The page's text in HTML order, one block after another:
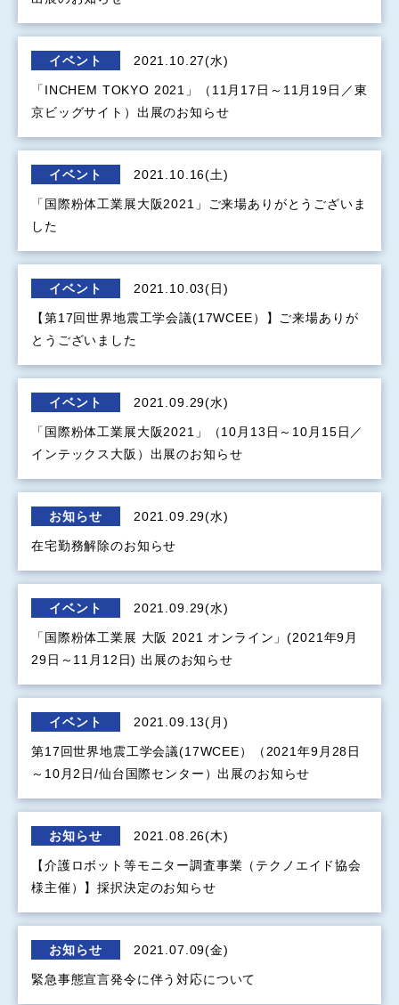
イベント 2021.10.27(水)
「INCHEM TOKYO 2021」（11月17日～11月19日／東
京ビッグサイト）出展のお知らせ
イベント 2021.10.16(土)
「国際粉体工業展大阪2021」ご来場ありがとうございま
した
イベント 2021.10.03(日)
【第17回世界地震工学会議(17WCEE）】ご来場ありが
とうございました
イベント 2021.09.29(水)
「国際粉体工業展大阪2021」（10月13日～10月15日／
インテックス大阪）出展のお知らせ
お知らせ 2021.09.29(水)
在宅勤務解除のお知らせ
イベント 2021.09.29(水)
「国際粉体工業展 大阪 2021 オンライン」(2021年9月
29日～11月12日) 出展のお知らせ
イベント 2021.09.13(月)
第17回世界地震工学会議(17WCEE）（2021年9月28日
～10月2日/仙台国際センター）出展のお知らせ
お知らせ 2021.08.26(木)
【介護ロボット等モニター調査事業（テクノエイド協会
様主催）】採択決定のお知らせ
お知らせ 2021.07.09(金)
緊急事態宣言発令に伴う対応について